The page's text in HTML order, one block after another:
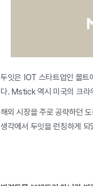
두잇은 IOT 스타트업인 몰트
다. Mstick 역시 미국의 크라
해외 시장을 주로 공략하던
생각에서 두잇을 런칭하게 되